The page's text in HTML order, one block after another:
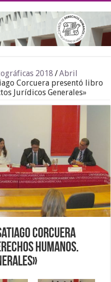
2018 /Abril
Corcuera presentó libro
Jurídicos Generales»
Corcuera
Humanos.